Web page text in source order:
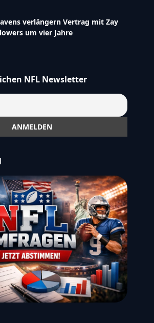
verlängern Vertrag mit Zay
um vier Jahre
NFL Newsletter